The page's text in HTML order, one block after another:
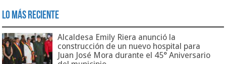
Lo Más Reciente
Alcaldesa Emily Riera anunció la
construcción de un nuevo hospital para
Juan José Mora durante el 45° Aniversario